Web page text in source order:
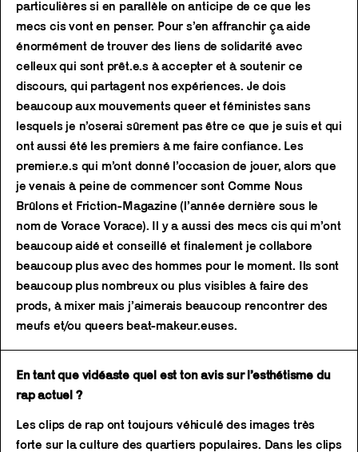
particulières si en parallèle on anticipe de ce que les
mecs cis vont en penser. Pour s’en affranchir ça aide
énormément de trouver des liens de solidarité avec
celleux qui sont prêt.e.s à accepter et à soutenir ce
discours, qui partagent nos expériences. Je dois
beaucoup aux mouvements queer et féministes sans
lesquels je n’oserai sûrement pas être ce que je suis et qui
ont aussi été les premiers à me faire confiance. Les
premier.e.s qui m’ont donné l’occasion de jouer, alors que
je venais à peine de commencer sont Comme Nous
Brûlons et Friction-Magazine (l’année dernière sous le
nom de Vorace Vorace). Il y a aussi des mecs cis qui m’ont
beaucoup aidé et conseillé et finalement je collabore
beaucoup plus avec des hommes pour le moment. Ils sont
beaucoup plus nombreux ou plus visibles à faire des
prods, à mixer mais j’aimerais beaucoup rencontrer des
meufs et/ou queers beat-makeur.euses.
En tant que vidéaste quel est ton avis sur l’esthétisme du
rap actuel ?
Les clips de rap ont toujours véhiculé des images très
forte sur la culture des quartiers populaires. Dans les clips